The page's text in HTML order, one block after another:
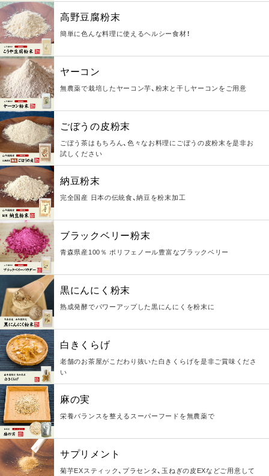
高野豆腐粉末
簡単に色んな料理に使えるヘルシー食材！
ヤーコン
無農薬で栽培したヤーコン芋、粉末と干しヤーコンをご用意
ごぼうの皮粉末
ごぼう茶はもちろん、色々なお料理にごぼうの皮粉末を是非お
試しください
納豆粉末
完全国産 日本の伝統食、納豆を粉末加工
ブラックベリー粉末
青森県産100％ ポリフェノール豊富なブラックベリー
黒にんにく粉末
熟成発酵でパワーアップした黒にんにくを粉末に
白きくらげ
老舗のお茶屋がこだわり抜いた白きくらげを是非ご賞味くださ
い
麻の実
栄養バランスを整えるスーパーフードを無農薬で
サプリメント
菊芋EXスティック、プラセンタ、玉ねぎの皮EXなどご用意して